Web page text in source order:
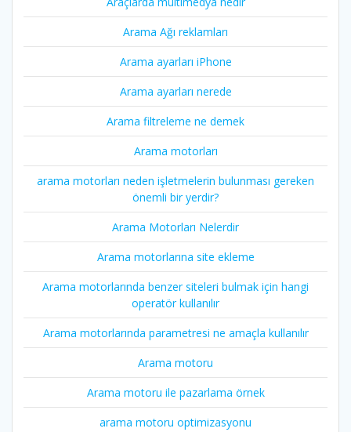
Arama Ağı reklamları
Arama ayarları iPhone
Arama ayarları nerede
Arama filtreleme ne demek
Arama motorları
arama motorları neden işletmelerin bulunması gereken
önemli bir yerdir?
Arama Motorları Nelerdir
Arama motorlarına site ekleme
Arama motorlarında benzer siteleri bulmak için hangi
operatör kullanılır
Arama motorlarında parametresi ne amaçla kullanılır
Arama motoru
Arama motoru ile pazarlama örnek
arama motoru optimizasyonu